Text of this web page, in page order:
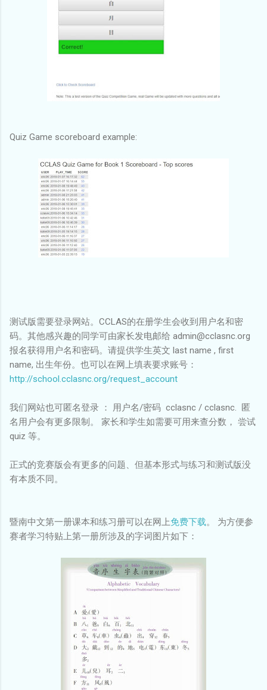
Quiz Game scoreboard example:
测试版需要登录网站。CCLAS的在册学生会收到用户名和密
码。其他感兴趣的同学可由家长发电邮给 admin@cclasnc.org
报名获得用户名和密码。请提供学生英文 last name , first
name, 出生年份。也可以在网上填表要求账号：
http://school.cclasnc.org/request_account
我们网站也可匿名登录 ： 用户名/密码 cclasnc / cclasnc. 匿
名用户会有更多限制。 家长和学生如需要可用来查分数， 尝试
quiz 等。
正式的竞赛版会有更多的问题、但基本形式与练习和测试版没
有本质不同。
暨南中文第一册课本和练习册可以在网上免费下载。 为方便参
赛者学习特贴上第一册所涉及的字词图片如下：